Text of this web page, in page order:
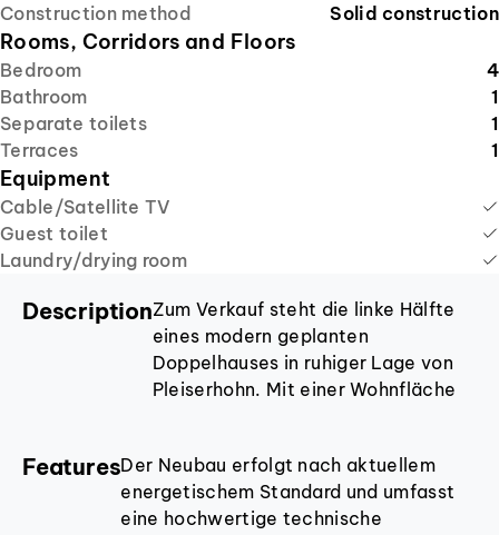
Construction method
Solid construction
Rooms, Corridors and Floors
Bedroom
4
Bathroom
1
Separate toilets
1
Terraces
1
Equipment
Cable/Satellite TV
Guest toilet
Laundry/drying room
DescriptionZum Verkauf steht die linke Hälfte
eines modern geplanten
Doppelhauses in ruhiger Lage von
Pleiserhohn. Mit einer Wohnfläche
Platzangebot, das insbesondere auf
die Bedürfnisse von Familien
zugeschnitten ist. Das Grundstück
FeaturesDer Neubau erfolgt nach aktuellem
energetischem Standard und umfasst
eine hochwertige technische